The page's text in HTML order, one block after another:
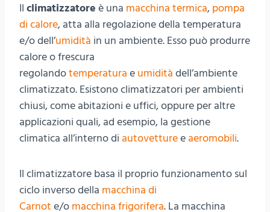
Il climatizzatore è una macchina termica, pompa
di calore, atta alla regolazione della temperatura
e/o dell’umidità in un ambiente. Esso può produrre
calore o frescura
regolandotemperatura e umidità dell’ambiente
climatizzato. Esistono climatizzatori per ambienti
chiusi, come abitazioni e uffici, oppure per altre
applicazioni quali, ad esempio, la gestione
climatica all’interno di autovettureeaeromobili.
Il climatizzatore basa il proprio funzionamento sul
ciclo inverso della macchina di
Carnot e/o macchina frigorifera. La macchina